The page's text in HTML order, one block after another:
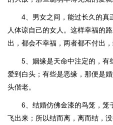
4、男女之间，能过长久的真
人体谅自己的女人。这样幸福的
出，都会不幸福，两者都不付出，
5、姻缘是天命中注定的，有
爱到白头；有些是恶缘，那便是
头偕老。
6、结婚仿佛金漆的鸟笼，笼
飞出来；所以结而离，离而结，没